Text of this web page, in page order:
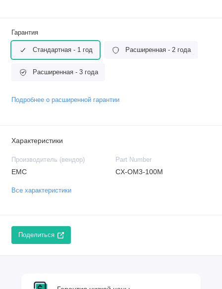
Гарантия
Стандартная - 1 год Расширенная - 2 года
Расширенная - 3 года
Подробнее о расширенной гарантии
Характеристики
Производитель (вендор)
EMC
Part Number
CX-OM3-100M
Все характеристики
Поделиться